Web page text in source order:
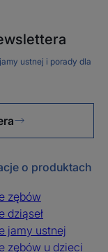
ustnej i porady dla
o produktach
zębów
dziąseł
jamy ustnej
zębów u dzieci